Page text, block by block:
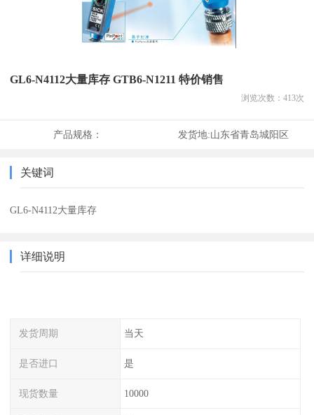
GL6-N4112大量库存 GTB6-N1211 特价销售
浏览次数： 413次
产品规格： 发货地:山东省青岛城阳区
关键词
GL6-N4112大量库存
详细说明
发货周期 当天
是否进口 是
现货数量 10000